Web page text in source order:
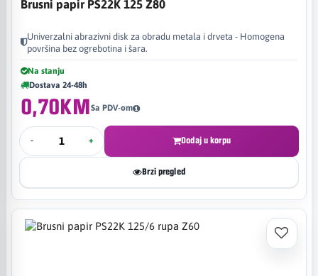
Brusni papir PS22K 125 Z80
Univerzalni abrazivni disk za obradu metala i drveta - Homogena
površina bez ogrebotina i šara.
Na stanju
Dostava 24-48h
0,70KMSa PDV-om
- + Dodaj u korpu
Brzi pregled